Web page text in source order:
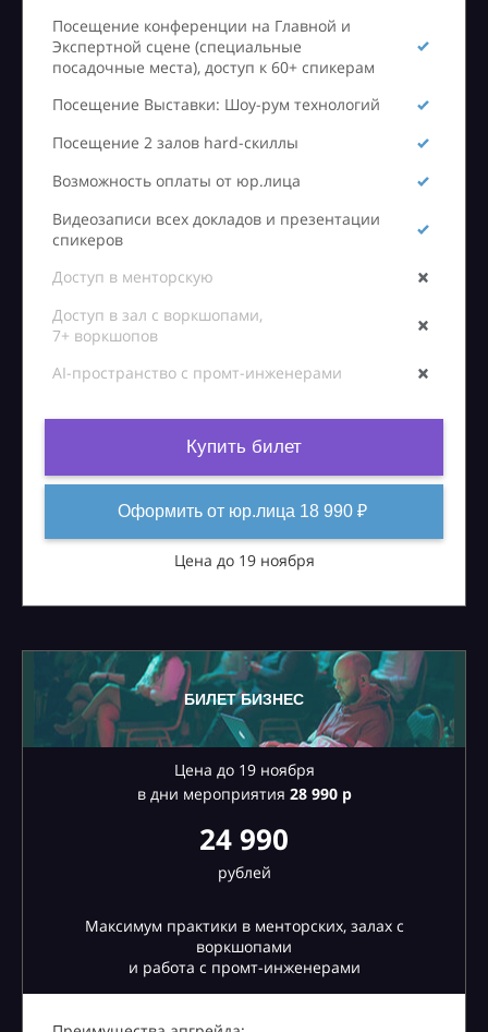
Посещение конференции на Главной и
Экспертной сцене (специальные
посадочные места), доступ к 60+ спикерам
Посещение Выставки: Шоу-рум технологий
Посещение 2 залов hard-скиллы
Возможность оплаты от юр.лица
Видеозаписи всех докладов и презентации
спикеров
Доступ в менторскую
Доступ в зал с воркшопами,
7+ воркшопов
AI-пространство с промт-инженерами
Купить билет
Оформить от юр.лица 18 990 ₽
Цена до 19 ноября
БИЛЕТ БИЗНЕС
Цена до 19 ноября
в дни мероприятия 28990 р
24 990
рублей
Максимум практики в менторских, залах с
воркшопами
и работа с промт-инженерами